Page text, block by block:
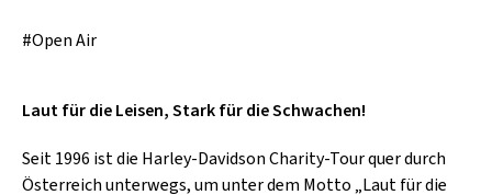
KUNSTGARTEN
KRISTALLWERK
HARD & HEAVY
KULTURLAND STEIERMARK
#Open Air
Laut für die Leisen, Stark für die Schwachen!
Seit 1996 ist die Harley-Davidson Charity-Tour quer durch
Österreich unterwegs, um unter dem Motto „Laut für die